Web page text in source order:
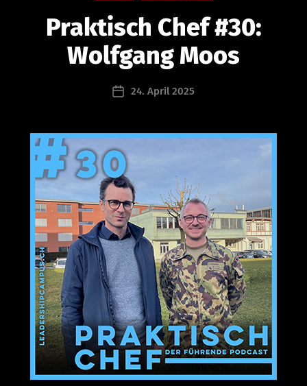
Praktisch Chef #30:
Wolfgang Moos
Beitragsautor
e
d
r
a
e
r
Beitragsdatum
24. April 2025